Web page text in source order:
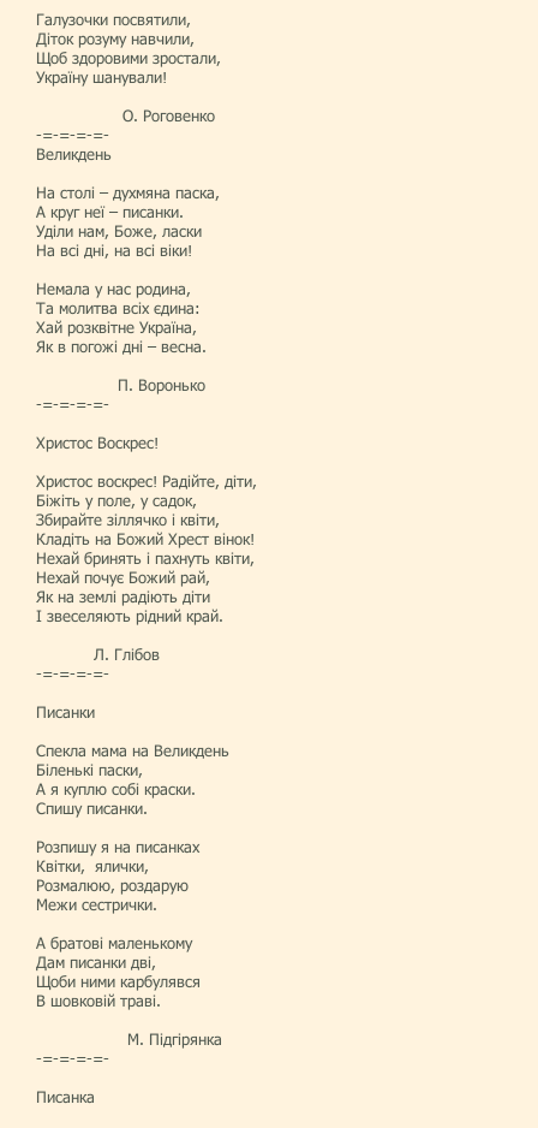
Галузочки посвятили,
Діток розуму навчили,
Щоб здоровими зростали,
Україну шанували!
О. Роговенко
-=-=-=-=-
Великдень
На столі – духмяна паска,
А круг неї – писанки.
Уділи нам, Боже, ласки
На всі дні, на всі віки!
Немала у нас родина,
Та молитва всіх єдина:
Хай розквітне Україна,
Як в погожі дні – весна.
П. Воронько
-=-=-=-=-
Христос Воскрес!
Христос воскрес! Радійте, діти,
Біжіть у поле, у садок,
Збирайте зіллячко і квіти,
Кладіть на Божий Хрест вінок!
Нехай бринять і пахнуть квіти,
Нехай почує Божий рай,
Як на землі радіють діти
І звеселяють рідний край.
Л. Глібов
-=-=-=-=-
Писанки
Спекла мама на Великдень
Біленькі паски,
А я куплю собі краски.
Спишу писанки.
Розпишу я на писанках
Квітки, ялички,
Розмалюю, роздарую
Межи сестрички.
А братові маленькому
Дам писанки дві,
Щоби ними карбулявся
В шовковій траві.
М. Підгірянка
-=-=-=-=-
Писанка